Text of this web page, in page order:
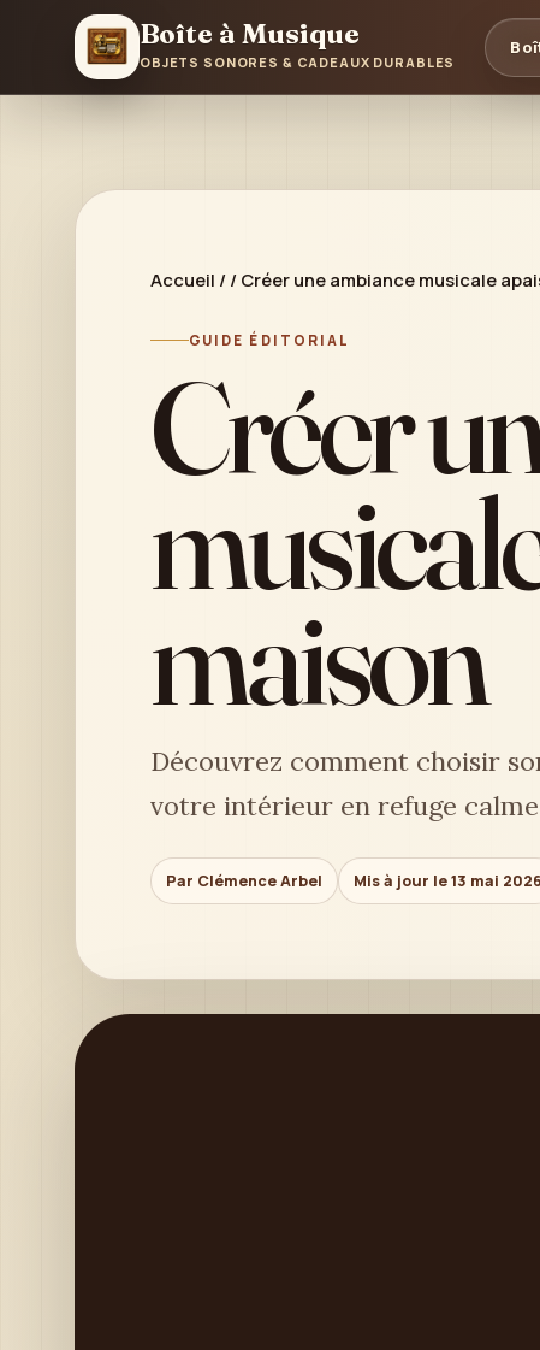
Boîte à Musique
OBJETS SONORES & CADEAUX DURABLES
Accueil / / Créer une ambiance musicale
GUIDE ÉDITORIAL
Créer
maison
Découvrez comment choisir
votre intérieur en refuge
Par Clémence Arbel Mis à jour le 13 mai 2026